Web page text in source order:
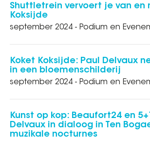
Shuttletrein vervoert je van en
Koksijde
september 2024 - Podium en
Koket Koksijde: Paul Delvaux
in een bloemenschilderij
september 2024 - Podium en
Kunst op kop: Beaufort24 en
Delvaux in dialoog in Ten
muzikale nocturnes